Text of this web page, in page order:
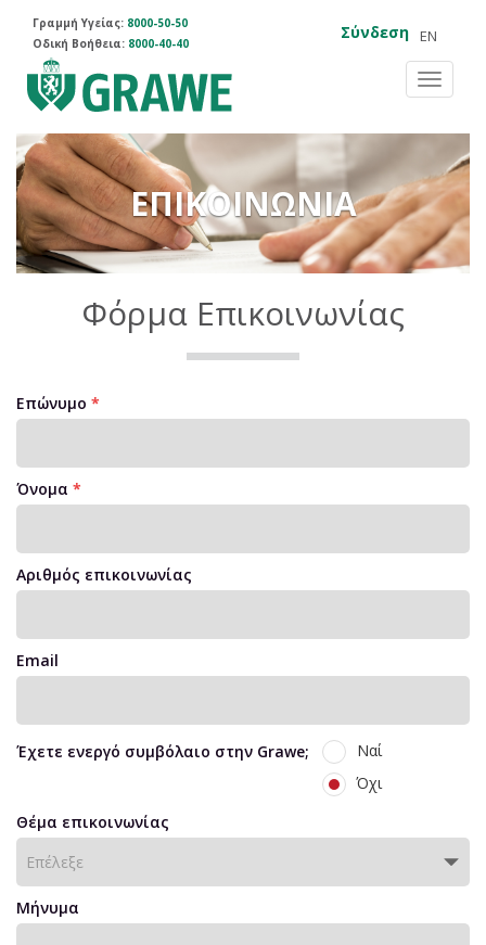
Γραμμή Υγείας: 8000-50-50
Οδική Βοήθεια: 8000-40-40
Σύνδεση EN
Toggle
ΕΠΙΚΟΙΝΩΝΙΑ
Φόρμα Eπικοινωνίας